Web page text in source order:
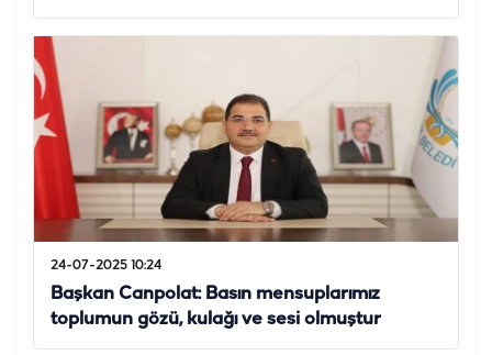
24-07-2025 10:24
Başkan Canpolat: Basın mensuplarımız
toplumun gözü, kulağı ve sesi olmuştur